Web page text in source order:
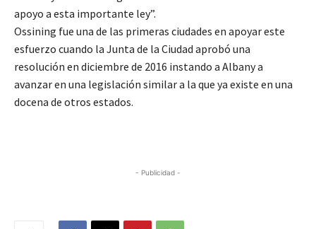
apoyo a esta importante ley”.
Ossining fue una de las primeras ciudades en apoyar este
esfuerzo cuando la Junta de la Ciudad aprobó una
resolución en diciembre de 2016 instando a Albany a
avanzar en una legislación similar a la que ya existe en una
docena de otros estados.
- Publicidad -